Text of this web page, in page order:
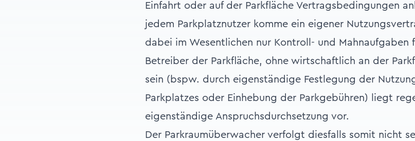
Einfahrt oder auf der Parkfläche Vertragsbedingungen
jedem Parkplatznutzer komme ein eigener
dabei im Wesentlichen nur Kontroll- und Mahnaufgaben
Betreiber der Parkfläche, ohne wirtschaftlich an der
sein (bspw. durch eigenständige Festlegung der
Parkplatzes oder Einhebung der Parkgebühren) liegt
eigenständige Anspruchsdurchsetzung vor.
Der Parkraumüberwacher verfolgt diesfalls somit nicht